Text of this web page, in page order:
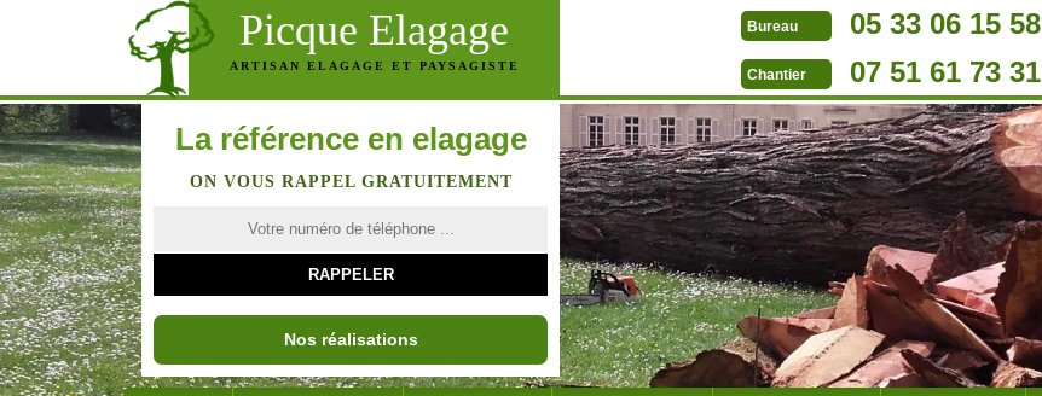
Picque Elagage
ARTISAN ELAGAGE ET PAYSAGISTE
Bureau 05 33 06 15 58
Chantier 07 51 61 73 31
La référence en elagage
ON VOUS RAPPEL GRATUITEMENT
Nos réalisations